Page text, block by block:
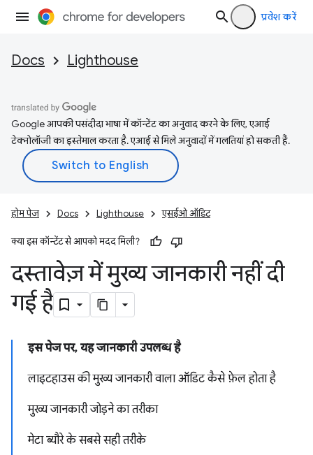
प्रवेश करें
Docs Lighthouse
Google आपकी पसंदीदा भाषा में कॉन्टेंट का अनुवाद करने के लिए, एआई
टेक्नोलॉजी का इस्तेमाल करता है. एआई से मिले अनुवादों में गलतियां हो सकती हैं.
होम पेज Docs Lighthouse एसईओ ऑडिट
क्या इस कॉन्टेंट से आपको मदद मिली?
दस्तावेज़ में मुख्य जानकारी नहीं दी
गई है
इस पेज पर, यह जानकारी उपलब्ध है
लाइटहाउस की मुख्य जानकारी वाला ऑडिट कैसे फ़ेल होता है
मुख्य जानकारी जोड़ने का तरीका
मेटा ब्यौरे के सबसे सही तरीके